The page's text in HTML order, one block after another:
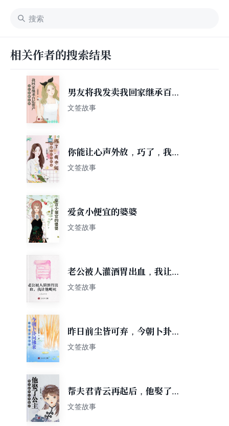
相关作者的搜索结果
男友将我发卖我回家继承百亿
资产
文签故事
你能让心声外放，巧了，我也
能
文签故事
爱贪小便宜的婆婆
文签故事
老公被人灌酒胃出血，我让他
喝死
文签故事
昨日前尘皆可弃，今朝卜卦问
佛来
文签故事
帮夫君青云再起后，他娶了公
主
文签故事